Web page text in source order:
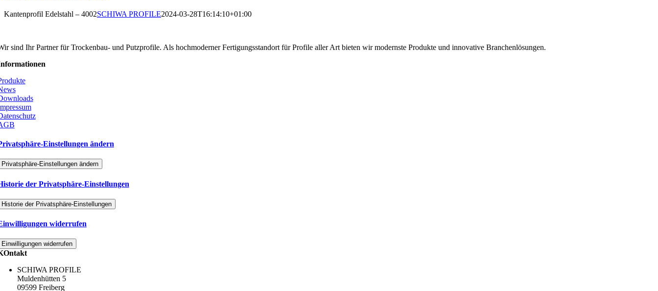
Kantenprofil Edelstahl – 4002SCHIWA PROFILE2024-03-28T16:14:10+01:00
sind Ihr Partner für Trockenbau- und Putzprofile. Als hochmoderner Fertigungsstandort für Profile aller Art bieten wir modernste Produkte und innovative Branchenlösungen.
Einstellungen ändern
Privatsphäre-Einstellungen ändern
der Privatsphäre-Einstellungen
Historie der Privatsphäre-Einstellungen
widerrufen
Einwilligungen widerrufen
SCHIWA PROFILE
Muldenhütten 5
09599 Freiberg